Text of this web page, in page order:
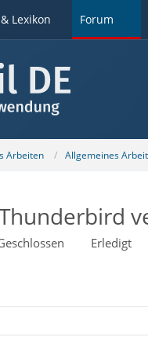
Lexikon Forum
Arbeiten Allgemeines
Erledigt